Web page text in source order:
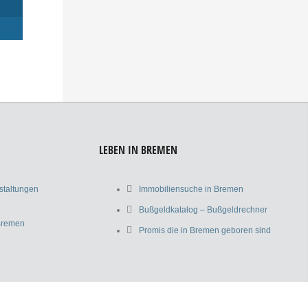
LEBEN IN BREMEN
Immobiliensuche in Bremen
Bußgeldkatalog – Bußgeldrechner
Promis die in Bremen geboren sind